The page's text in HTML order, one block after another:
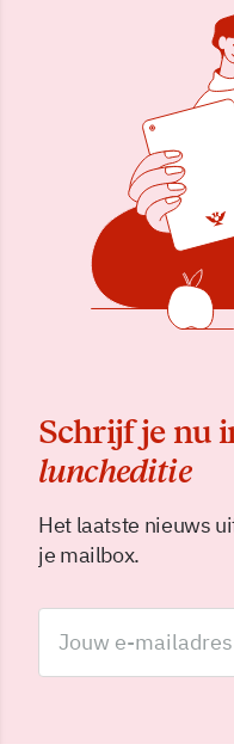
Schrijf je nu
luncheditie
Het laatste nieuws
je mailbox.